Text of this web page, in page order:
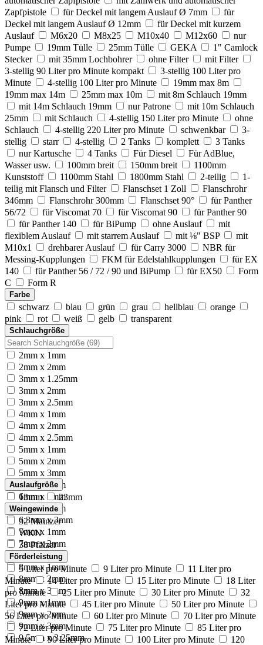
Zapfpistole
für Deckel mit langem Auslauf Ø 7mm
für
Deckel mit langem Auslauf Ø 12mm
für Deckel mit kurzem
Auslauf
M6x20 M8x25 M10x40 M12x60
nur
Pumpe
19mm Tülle 25mm Tülle GEKA
1" Camlock
Stecker
mit 35mm Lochbohrer ohne Filter
mit Filter
3-stellig 90 Liter pro Minute kompakt
3-stellig 100 Liter pro
Minute
4-stellig 100 Liter pro Minute
19mm max 8m
19mm max 14m
25mm max 10m
mit 8m Schlauch 19mm
mit 14m Schlauch 19mm
nur Patrone
mit 10m Schlauch
25mm
mit Schlauch 4-stellig 150 Liter pro Minute
ohne
Schlauch
4-stellig 220 Liter pro Minute schwenkbar
3-
stellig
starr 4-stellig 2 Tanks komplett
3 Tanks
nur Kartusche
4 Tanks Für Diesel
Für AdBlue,
Wasser usw.
100mm breit 150mm breit
1100mm
Kunststoff
1100mm Stahl 1800mm Stahl 2-teilig
1-
teilig mit Flansch und Filter
Flanschset 1 Zoll
Flanschrohr
346mm
Flanschrohr 300mm Flanschset 90°
für Panther
56/72
für Viscomat 70 für Viscomat 90
für Panther 90
für Panther 140
für BiPump ohne Auslauf
mit
flexiblem Auslauf
mit starrem Auslauf mit ⅛" BSP
mit
M10x1
drehbarer Auslauf für Carry 3000
NBR für
Messing-Kupplungen
FKM für Edelstahlkupplungen
für EX
140
für Panther 56 / 72 / 90 und BiPump für EX50
Form
C
Form R
Farbe
schwarz blau grün grau hellblau
orange
pink
rot weiß gelb transparent
Schlauchgröße
2mm x 1mm
2mm x 2mm
3mm x 1.25mm
3mm x 2mm
3mm x 2.5mm
4mm x 1mm
4mm x 2mm
4mm x 2.5mm
5mm x 1mm
5mm x 2mm
5mm x 3mm
6mm x 1mm
6mm x 2mm
6mm x 3mm
6.3mm x 3mm
7mm x 1mm
7mm x 2mm
7mm x 3mm
8mm x 1mm
8mm x 2mm
8mm x 3mm
9mm x 1mm
9mm x 2mm
9mm x 3mm
9.5mm x 3.25mm
Auslaufgröße
13mm 23mm
Weingewinde
32 Mainzer
WKN
38 Pfälzer
Förderleistung
5 Liter pro Minute 9 Liter pro Minute
11 Liter pro
Minute
14 Liter pro Minute 15 Liter pro Minute
18 Liter
pro Minute
25 Liter pro Minute 30 Liter pro Minute
32
Liter pro Minute
45 Liter pro Minute
50 Liter pro Minute
56 Liter pro Minute
60 Liter pro Minute
70 Liter pro Minute
72 Liter pro Minute
75 Liter pro Minute
85 Liter pro
Minute
90 Liter pro Minute 100 Liter pro Minute 120